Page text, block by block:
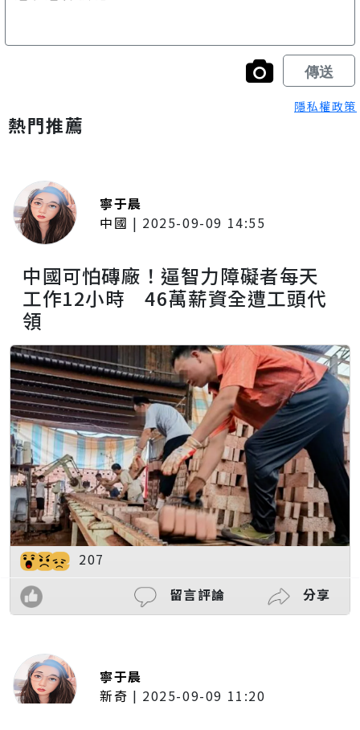
隱私權政策
熱門推薦
寧于晨
中國 | 2025-09-09 14:55
中國可怕磚廠！逼智力障礙者每天
工作12小時 46萬薪資全遭工頭代
領
207
留言評論
分享
寧于晨
新奇 | 2025-09-09 11:20